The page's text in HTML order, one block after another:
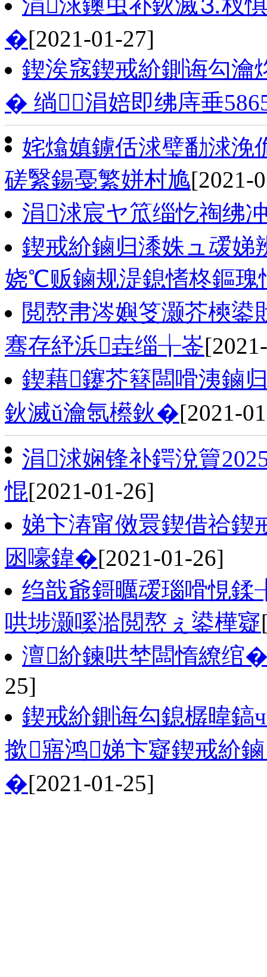
�[2021-01-27]
鍥涘窛鍥戒紒鍘诲勾瀹
� 绱涓婄即绋庤垂
姹熻嫃鐪佸浗璧勫浗
磋繄鍚戞繁姘村尯[2021-
涓浗宸ヤ笟缁忔祹绋
鍥戒紒鏀归潻姝ュ叆
娆℃贩鏀规湜鎴愭柊鏂瑰
閲嶅帇涔嬩笅灏芥樉
骞存紓浜垚缁╁崟
鍥藉鑳芥簮闆嗗洟鏀
鈥滅ǔ瀹氬櫒鈥�[2021-
涓浗娴锋补鍔涗簤
惃[2021-01-26]
娣卞湷甯傚睘鍥借祫鍥
囦嚎鍏�[2021-01-26]
绉戠爺鎶曞叆瑙嗗悓
哄埗灏嗘湁閲嶅ぇ鍙樺寲
澶紒鍊哄埜闆惰繚绾
25]
鍥戒紒鍘诲勾鎴樼暐
撳寤鸿娣卞寲鍥戒紒
�[2021-01-25]